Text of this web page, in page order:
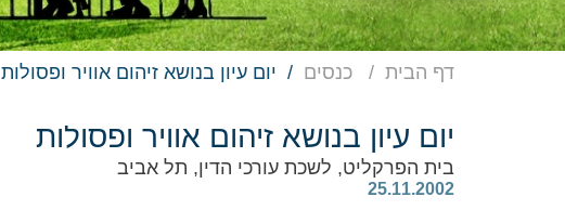
דף הבית כנסים יום עיון בנושא זיהום אוויר ופסולות
יום עיון בנושא זיהום אוויר ופסולות
בית הפרקליט, לשכת עורכי הדין, תל אביב
‎ 25.11.2002